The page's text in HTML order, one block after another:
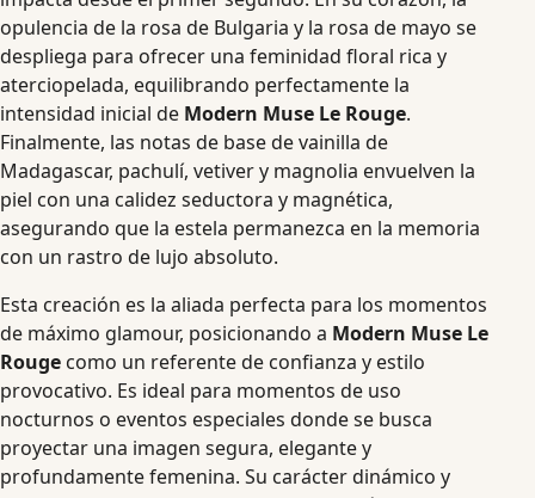
opulencia de la rosa de Bulgaria y la rosa de mayo se
despliega para ofrecer una feminidad floral rica y
aterciopelada, equilibrando perfectamente la
intensidad inicial de Modern Muse Le Rouge.
Finalmente, las notas de base de vainilla de
Madagascar, pachulí, vetiver y magnolia envuelven la
piel con una calidez seductora y magnética,
asegurando que la estela permanezca en la memoria
con un rastro de lujo absoluto.
Esta creación es la aliada perfecta para los momentos
de máximo glamour, posicionando a Modern Muse Le
Rouge como un referente de confianza y estilo
provocativo. Es ideal para momentos de uso
nocturnos o eventos especiales donde se busca
proyectar una imagen segura, elegante y
profundamente femenina. Su carácter dinámico y